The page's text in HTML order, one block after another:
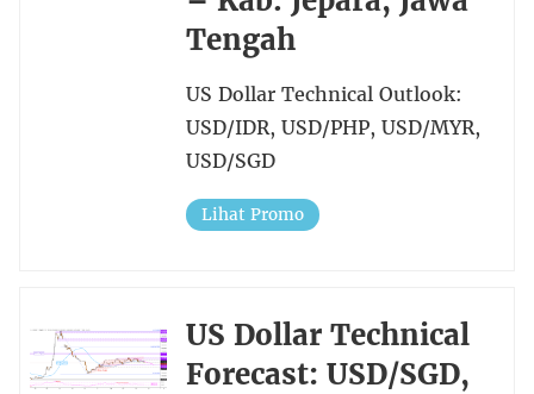
Tengah
US Dollar Technical Outlook:
USD/IDR, USD/PHP, USD/MYR,
USD/SGD
Lihat Promo
US Dollar Technical
Forecast: USD/SGD,